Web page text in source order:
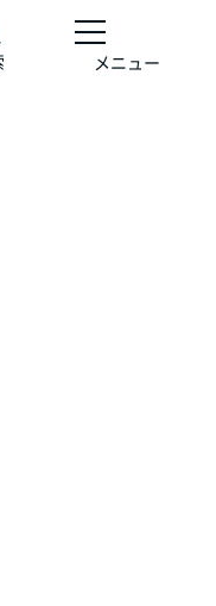
メニュー